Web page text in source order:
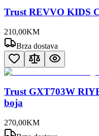
Trust REVVO KIDS
210,00KM
Brza dostava
Trust GXT703W
boja
270,00KM